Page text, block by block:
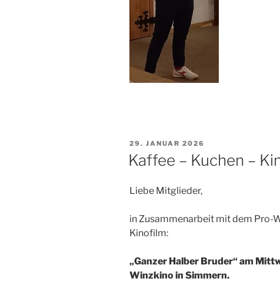
VERÖFFENTLICHT
29. JANUAR 2026
Kaffee – Kuchen –
Liebe Mitglieder,
in Zusammenarbeit mit dem Pro-
Kinofilm:
„Ganzer Halber Bruder“ am
Winzkino in Simmern.